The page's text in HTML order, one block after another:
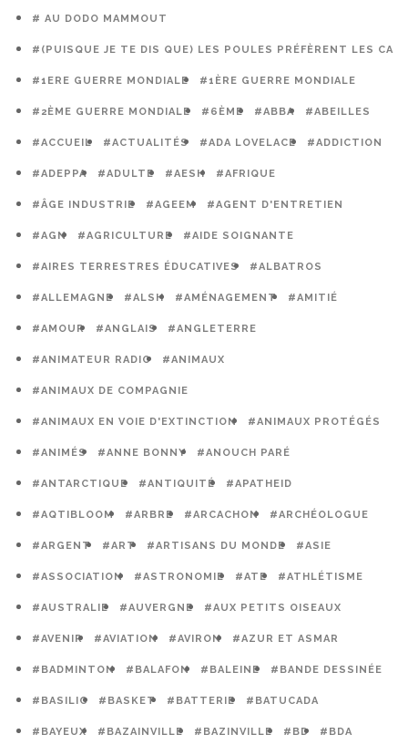
# AU DODO MAMMOUT
#(PUISQUE JE TE DIS QUE) LES POULES PRÉFÈRENT LES
#1ERE GUERRE MONDIALE #1ÈRE GUERRE MONDIALE
#2ÈME GUERRE MONDIALE #6ÈME #ABBA #ABEILLES
#ACCUEIL #ACTUALITÉS #ADA LOVELACE #ADDICTION
#ADEPPA #ADULTE #AESH #AFRIQUE
#ÂGE INDUSTRIE #AGEEM #AGENT D'ENTRETIEN
#AGN #AGRICULTURE #AIDE SOIGNANTE
#AIRES TERRESTRES ÉDUCATIVES #ALBATROS
#ALLEMAGNE #ALSH #AMÉNAGEMENT #AMITIÉ
#AMOUR #ANGLAIS #ANGLETERRE
#ANIMATEUR RADIO #ANIMAUX
#ANIMAUX DE COMPAGNIE
#ANIMAUX EN VOIE D'EXTINCTION #ANIMAUX PROTÉGÉS
#ANIMÉS #ANNE BONNY #ANOUCH PARÉ
#ANTARCTIQUE #ANTIQUITÉ #APATHEID
#AQTIBLOOM #ARBRE #ARCACHON #ARCHÉOLOGUE
#ARGENT #ART #ARTISANS DU MONDE #ASIE
#ASSOCIATION #ASTRONOMIE #ATE #ATHLÉTISME
#AUSTRALIE #AUVERGNE #AUX PETITS OISEAUX
#AVENIR #AVIATION #AVIRON #AZUR ET ASMAR
#BADMINTON #BALAFON #BALEINE #BANDE DESSINÉE
#BASILIC #BASKET #BATTERIE #BATUCADA
#BAYEUX #BAZAINVILLE #BAZINVILLE #BD #BDA